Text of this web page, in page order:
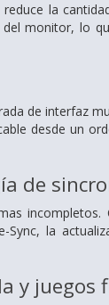
la
monitor, lo
de interfaz
desde un
de
la
y juegos